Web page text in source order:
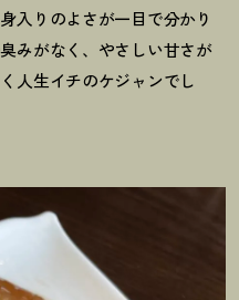
入りのよさが一目で分かり
みがなく、やさしい甘さが
人生イチのケジャンでし